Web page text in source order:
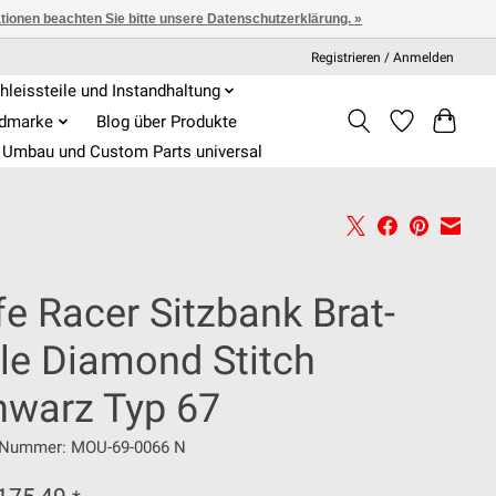
Registrieren / Anmelden
und Instandhaltung
Blog über Produkte
Umbau und Custom Parts universal
Racer Sitzbank Brat-
Diamond Stitch
Typ 67
MOU-69-0066 N
beachten Sie bitte unsere Datenschutzerklärung. »